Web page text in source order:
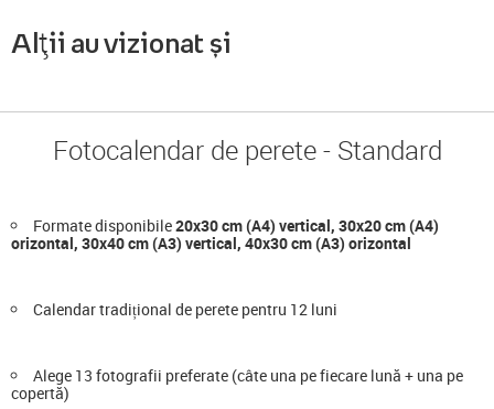
Alții au vizionat și
Fotocalendar de perete - Standard
Formate disponibile20x30 cm (A4) vertical, 30x20 cm (A4)
orizontal, 30x40 cm (A3) vertical, 40x30 cm (A3) orizontal
Calendar tradițional de perete pentru 12 luni
Alege 13 fotografii preferate (câte una pe fiecare lună + una pe
copertă)